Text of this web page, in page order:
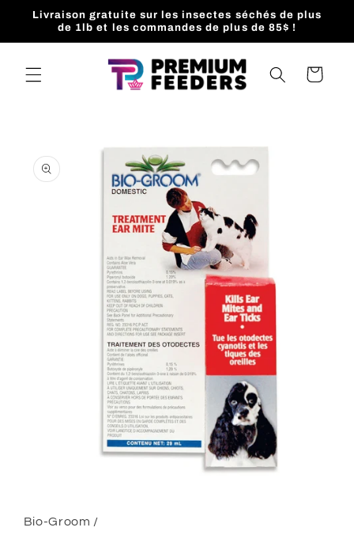
passer
Livraison gratuite sur les insectes séchés de plus
de 1lb et les commandes de plus de 85$ !
Panier
informations
produits
1
dans
Bio-Groom /